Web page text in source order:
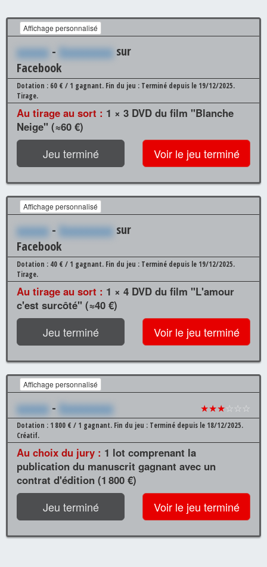
Affichage personnalisé
xxxxxx - Xxxxxxxxxx sur
Facebook
Dotation : 60 € / 1 gagnant. Fin du jeu : Terminé depuis le 19/12/2025.
Tirage.
Au tirage au sort : 1 × 3 DVD du film "Blanche
Neige" (≈60 €)
Jeu terminé Voir le jeu terminé
Affichage personnalisé
xxxxxx - Xxxxxxxxxx sur
Facebook
Dotation : 40 € / 1 gagnant. Fin du jeu : Terminé depuis le 19/12/2025.
Tirage.
Au tirage au sort : 1 × 4 DVD du film "L'amour
c'est surcôté" (≈40 €)
Jeu terminé Voir le jeu terminé
Affichage personnalisé
xxxxxx - Xxxxxxxxxx ★★★☆☆☆
Dotation : 1 800 € / 1 gagnant. Fin du jeu : Terminé depuis le 18/12/2025.
Créatif.
Au choix du jury : 1 lot comprenant la
publication du manuscrit gagnant avec un
contrat d'édition (1 800 €)
Jeu terminé Voir le jeu terminé